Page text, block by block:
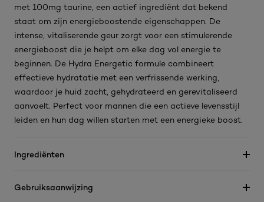
met 100mg taurine, een actief ingrediënt dat bekend
staat om zijn energieboostende eigenschappen. De
intense, vitaliserende geur zorgt voor een stimulerende
energieboost die je helpt om elke dag vol energie te
beginnen. De Hydra Energetic formule combineert
effectieve hydratatie met een verfrissende werking,
waardoor je huid zacht, gehydrateerd en gerevitaliseerd
aanvoelt. Perfect voor mannen die een actieve levensstijl
leiden en hun dag willen starten met een energieke boost.
Ingrediënten
Gebruiksaanwijzing